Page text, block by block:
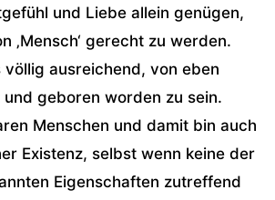
und Liebe allein genügen,
‚Mensch‘ gerecht zu werden.
völlig ausreichend, von eben
geboren worden zu sein.
Menschen und damit bin auch
Existenz, selbst wenn keine der
Eigenschaften zutreffend